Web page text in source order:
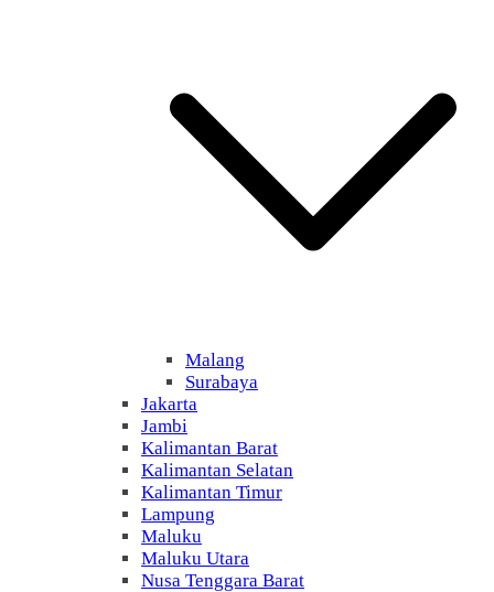
Malang
Surabaya
Jakarta
Jambi
Kalimantan Barat
Kalimantan Selatan
Kalimantan Timur
Lampung
Maluku
Maluku Utara
Nusa Tenggara Barat